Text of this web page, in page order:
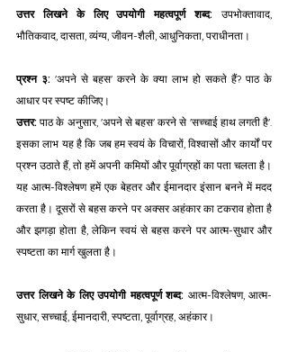
उत्तर लिखने के लिए उपयोगी महत्वपूर्ण शब्द: उपभोक्तावाद,
भौतिकवाद, दासता, व्यंग्य, जीवन-शैली, आधुनिकता, पराधीनता।
प्रश्न ३: 'अपने से बहस' करने के क्या लाभ हो सकते हैं? पाठ के
आधार पर स्पष्ट कीजिए।
उत्तर: पाठ के अनुसार, 'अपने से बहस' करने से 'सच्चाई हाथ लगती है'.
इसका लाभ यह है कि जब हम स्वयं के विचारों, विश्वासों और कार्यों पर
प्रश्न उठाते हैं, तो हमें अपनी कमियों और पूर्वाग्रहों का पता चलता है।
यह आत्म-विश्लेषण हमें एक बेहतर और ईमानदार इंसान बनने में मदद
करता है। दूसरों से बहस करने पर अक्सर अहंकार का टकराव होता है
और झगड़ा होता है, लेकिन स्वयं से बहस करने पर आत्म-सुधार और
स्पष्टता का मार्ग खुलता है।
उत्तर लिखने के लिए उपयोगी महत्वपूर्ण शब्द: आत्म-विश्लेषण, आत्म-
सुधार, सच्चाई, ईमानदारी, स्पष्टता, पूर्वाग्रह, अहंकार।